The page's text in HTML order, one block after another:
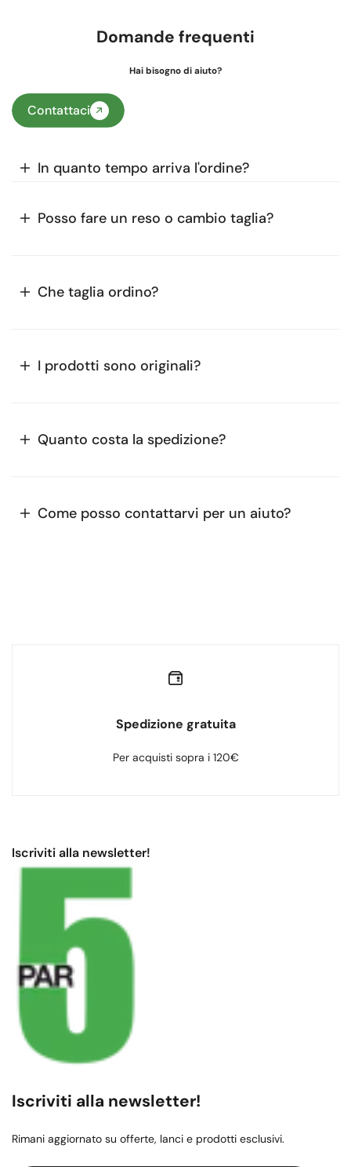
Domande frequenti
Hai bisogno di aiuto?
Contattaci
In quanto tempo arriva l'ordine?
Posso fare un reso o cambio taglia?
Che taglia ordino?
I prodotti sono originali?
Quanto costa la spedizione?
Come posso contattarvi per un aiuto?
Spedizione gratuita
Per acquisti sopra i 120€
Iscriviti alla newsletter!
Iscriviti alla newsletter!
Rimani aggiornato su offerte, lanci e prodotti esclusivi.